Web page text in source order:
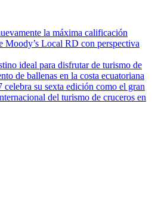
la máxima calificación
Local RD con perspectiva
ideal para disfrutar de turismo de
de ballenas en la costa ecuatoriana
su sexta edición como el gran
del turismo de cruceros en